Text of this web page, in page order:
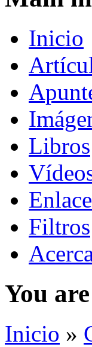
Inicio
Libros
Filtros
You
Inicio »